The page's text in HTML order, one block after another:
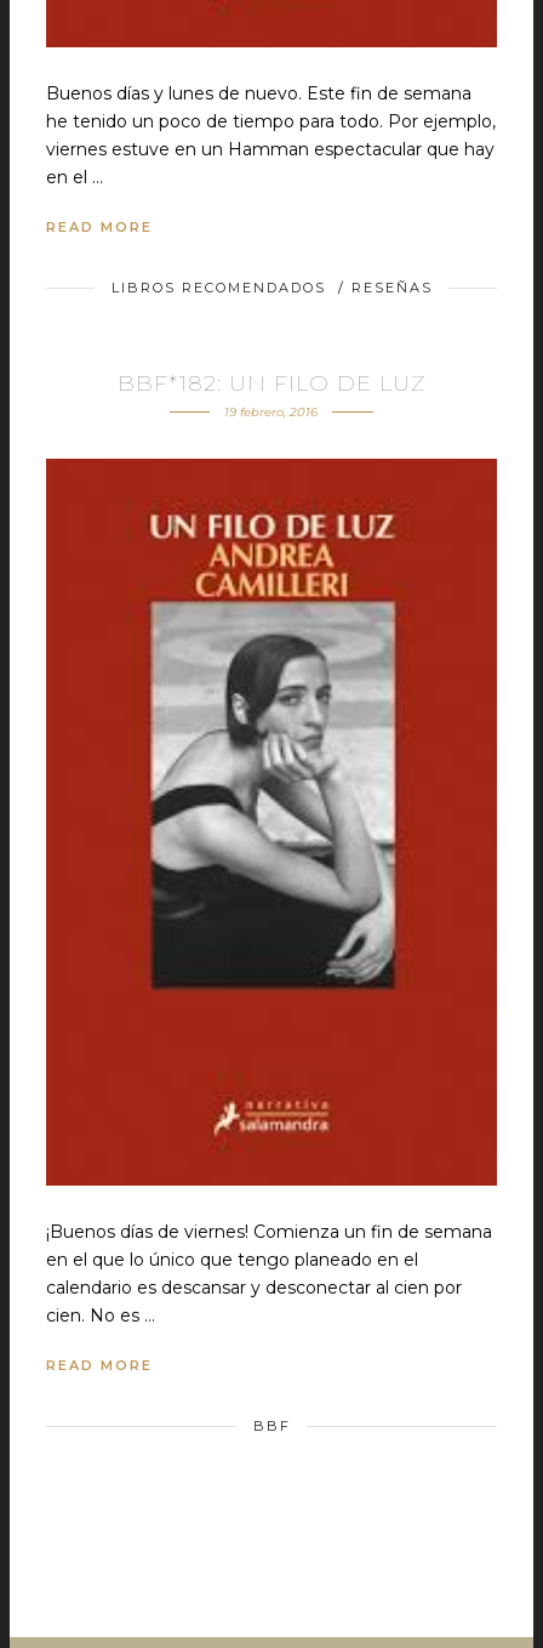
Buenos días y lunes de nuevo. Este fin de semana
he tenido un poco de tiempo para todo. Por ejemplo,
viernes estuve en un Hamman espectacular que hay
en el …
READ MORE
LIBROS RECOMENDADOS / RESEÑAS
BBF*182: UN FILO DE LUZ
19 febrero, 2016
¡Buenos días de viernes! Comienza un fin de semana
en el que lo único que tengo planeado en el
calendario es descansar y desconectar al cien por
cien. No es …
READ MORE
BBF